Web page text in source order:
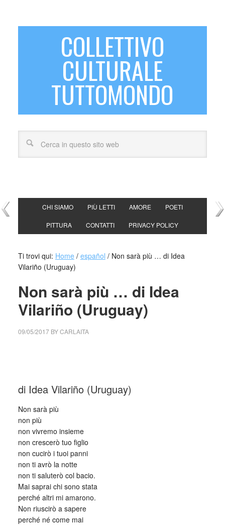
COLLETTIVO
CULTURALE
TUTTOMONDO
CHI SIAMO PIÙ LETTI AMORE POETI
PITTURA CONTATTI PRIVACY POLICY
Ti trovi qui: Home / español /Non sarà più … di Idea
Vilariño (Uruguay)
Non sarà più … di Idea
Vilariño (Uruguay)
09/05/2017BYCARLAITA
di Idea Vilariño (Uruguay)
Non sarà più
non più
non vivremo insieme
non crescerò tuo figlio
non cucirò i tuoi panni
non ti avrò la notte
non ti saluterò col bacio.
Mai saprai chi sono stata
perché altri mi amarono.
Non riuscirò a sapere
perché né come mai